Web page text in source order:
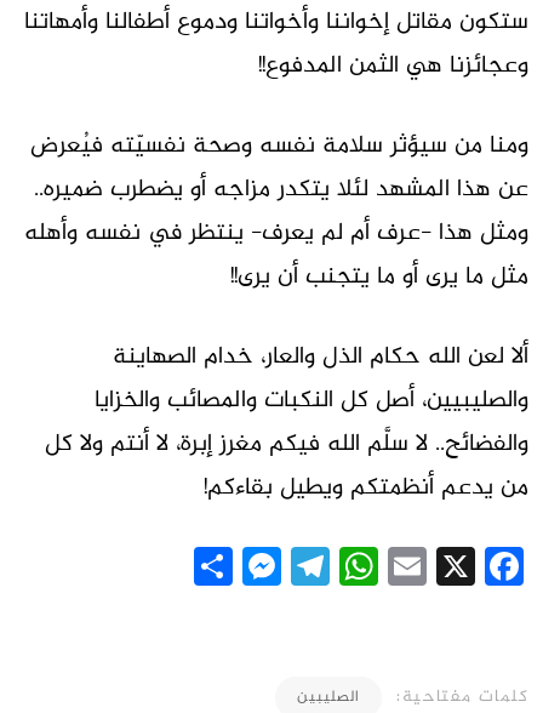
ستكون مقاتل إخواننا وأخواتنا ودموع أطفالنا وأمهاتنا
وعجائزنا هي الثمن المدفوع!!
ومنا من سيؤثر سلامة نفسه وصحة نفسيّته فيُعرض
عن هذا المشهد لئلا يتكدر مزاجه أو يضطرب ضميره..
ومثل هذا -عرف أم لم يعرف- ينتظر في نفسه وأهله
مثل ما يرى أو ما يتجنب أن يرى!!
ألا لعن الله حكام الذل والعار، خدام الصهاينة
والصليبيين، أصل كل النكبات والمصائب والخزايا
والفضائح.. لا سلَّم الله فيكم مغرز إبرة، لا أنتم ولا كل
من يدعم أنظمتكم ويطيل بقاءكم!
Facebook
X
Email
WhatsApp
Telegram
Messenger
كلمات مفتاحية: الصليبين